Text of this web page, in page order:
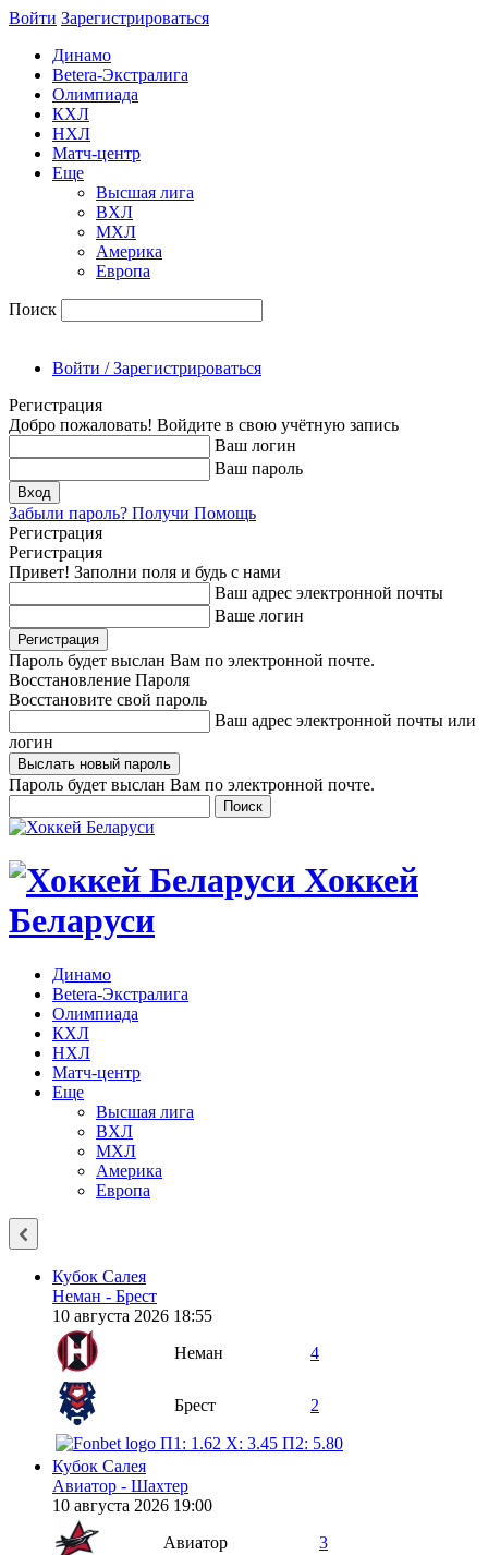
Войти Зарегиcтрироваться
Динамо
Betera-Экстралига
Олимпиада
КХЛ
НХЛ
Матч-центр
Еще
Высшая лига
ВХЛ
МХЛ
Америка
Европа
Поиск
Войти / Зарегистрироваться
Регистрация
Добро пожаловать! Войдите в свою учётную запись
Ваш логин
Ваш пароль
Забыли пароль? Получи Помощь
Регистрация
Регистрация
Привет! Заполни поля и будь с нами
Ваш адрес электронной почты
Ваше логин
Пароль будет выслан Вам по электронной почте.
Восстановление Пароля
Восстановите свой пароль
Ваш адрес электронной почты или
логин
Пароль будет выслан Вам по электронной почте.
Хоккей
Беларуси
Динамо
Betera-Экстралига
Олимпиада
КХЛ
НХЛ
Матч-центр
Еще
Высшая лига
ВХЛ
МХЛ
Америка
Европа
Кубок Салея
Неман - Брест
10 августа 2026 18:55
Неман
4
Брест 2
П1: 1.62 X: 3.45 П2: 5.80
Кубок Салея
Авиатор - Шахтер
10 августа 2026 19:00
Авиатор
3